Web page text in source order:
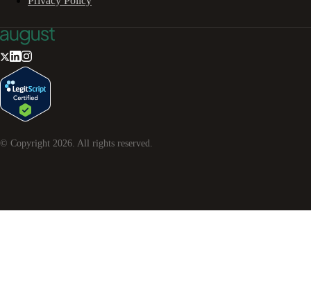
© Copyright 2026 . All rights reserved.